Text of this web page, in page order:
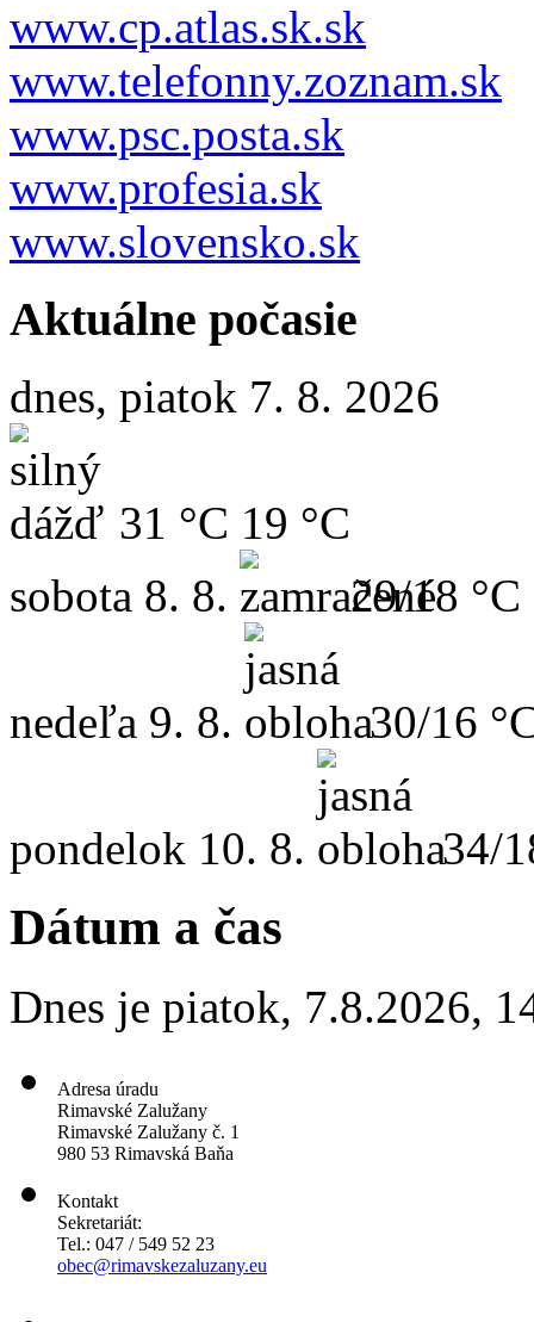
www.cp.atlas.sk.sk
www.telefonny.zoznam.sk
www.psc.posta.sk
www.profesia.sk
www.slovensko.sk
Aktuálne počasie
dnes, piatok 7. 8. 2026
31 °C 19 °C
sobota 8. 8. 29/18 °C
nedeľa 9. 8. 30/16
pondelok 10. 8. 34/
Dátum a čas
Dnes je piatok, 7.8.2026,
Adresa úradu
Rimavské Zalužany
Rimavské Zalužany č. 1
980 53 Rimavská Baňa
Kontakt
Sekretariát:
Tel.: 047 / 549 52 23
obec@rimavskezaluzany.eu